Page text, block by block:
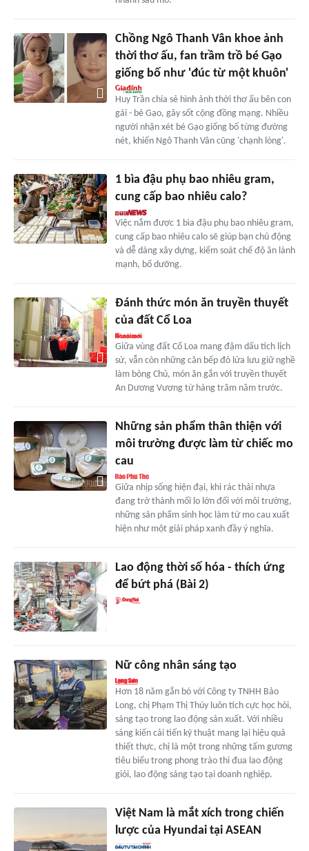
Chồng Ngô Thanh Vân khoe ảnh
thời thơ ấu, fan trầm trồ bé Gạo
giống bố như 'đúc từ một khuôn'
Huy Trần chia sẻ hình ảnh thời thơ ấu bên con
gái - bé Gạo, gây sốt cộng đồng mạng. Nhiều
người nhận xét bé Gạo giống bố từng đường
nét, khiến Ngô Thanh Vân cũng 'chạnh lòng'.
1 bìa đậu phụ bao nhiêu gram,
cung cấp bao nhiêu calo?
Việc nắm được 1 bìa đậu phụ bao nhiêu gram,
cung cấp bao nhiêu calo sẽ giúp bạn chủ động
và dễ dàng xây dựng, kiểm soát chế độ ăn lành
mạnh, bổ dưỡng.
Đánh thức món ăn truyền thuyết
của đất Cổ Loa
Giữa vùng đất Cổ Loa mang đậm dấu tích lịch
sử, vẫn còn những căn bếp đỏ lửa lưu giữ nghề
làm bỏng Chủ, món ăn gắn với truyền thuyết
An Dương Vương từ hàng trăm năm trước.
Những sản phẩm thân thiện với
môi trường được làm từ chiếc mo
cau
Giữa nhịp sống hiện đại, khi rác thải nhựa
đang trở thành mối lo lớn đối với môi trường,
những sản phẩm sinh học làm từ mo cau xuất
hiện như một giải pháp xanh đầy ý nghĩa.
Lao động thời số hóa - thích ứng
để bứt phá (Bài 2)
Nữ công nhân sáng tạo
Hơn 18 năm gắn bó với Công ty TNHH Bảo
Long, chị Phạm Thị Thúy luôn tích cực học hỏi,
sáng tạo trong lao động sản xuất. Với nhiều
sáng kiến cải tiến kỹ thuật mang lại hiệu quả
thiết thực, chị là một trong những tấm gương
tiêu biểu trong phong trào thi đua lao động
giỏi, lao động sáng tạo tại doanh nghiệp.
Việt Nam là mắt xích trong chiến
lược của Hyundai tại ASEAN